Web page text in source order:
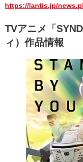
https://lantis.jp/
TVアニメ「
ィ）作品情報